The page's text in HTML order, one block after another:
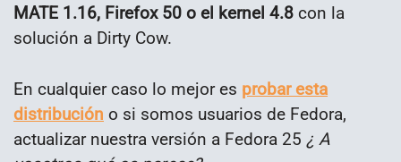
MATE 1.16, Firefox 50 o el kernel 4.8 con la
solución a Dirty Cow.
En cualquier caso lo mejor es probar esta
distribución o si somos usuarios de Fedora,
actualizar nuestra versión a Fedora 25 ¿ A